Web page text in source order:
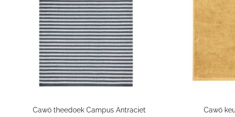
Cawö theedoek Campus Antraciet Cawö